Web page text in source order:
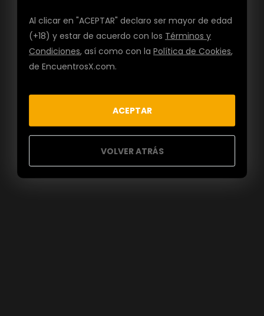
Al clicar en "ACEPTAR" declaro ser mayor de edad
(+18) y estar de acuerdo con los Términos y
Condiciones, así como con laPolítica de Cookies,
de EncuentrosX.com.
ACEPTAR
VOLVER ATRÁS